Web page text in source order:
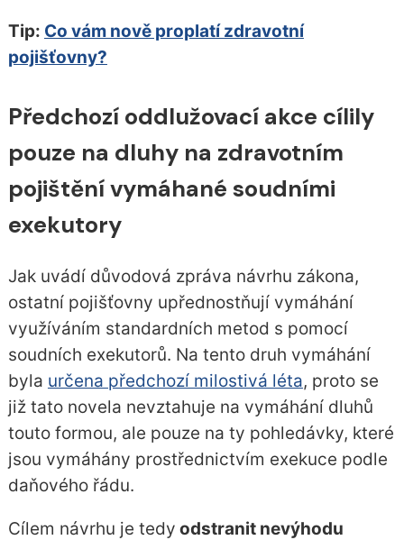
Tip: Co vám nově proplatí zdravotní
pojišťovny?
Předchozí oddlužovací akce cílily
pouze na dluhy na zdravotním
pojištění vymáhané soudními
exekutory
Jak uvádí důvodová zpráva návrhu zákona,
ostatní pojišťovny upřednostňují vymáhání
využíváním standardních metod s pomocí
soudních exekutorů. Na tento druh vymáhání
byla určena předchozí milostivá léta, proto se
již tato novela nevztahuje na vymáhání dluhů
touto formou, ale pouze na ty pohledávky, které
jsou vymáhány prostřednictvím exekuce podle
daňového řádu.
Cílem návrhu je tedy odstranit nevýhodu